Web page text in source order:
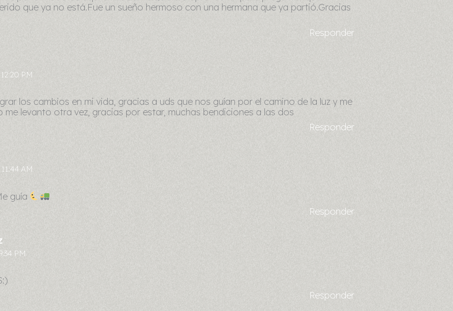
que ya no está.Fue un sueño hermoso con una hermana que ya partió.Gracias
Responder
PM
los cambios en mi vida, gracias a uds que nos guían por el camino de la luz y me
me levanto otra vez, gracias por estar, muchas bendiciones a las dos
Responder
AM
guía
Responder
PM
Responder